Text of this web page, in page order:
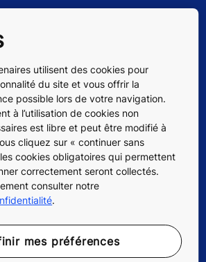
utilisent des cookies pour
du site et vous offrir la
possible lors de votre navigation.
à l’utilisation de cookies non
est libre et peut être modifié à
cliquez sur « continuer sans
cookies obligatoires qui permettent
correctement seront collectés.
consulter notre
.
mes préférences